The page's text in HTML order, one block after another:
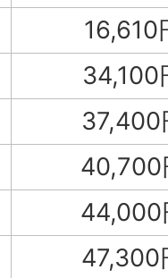
16,610
34,100
37,400
40,700
44,000
47,300